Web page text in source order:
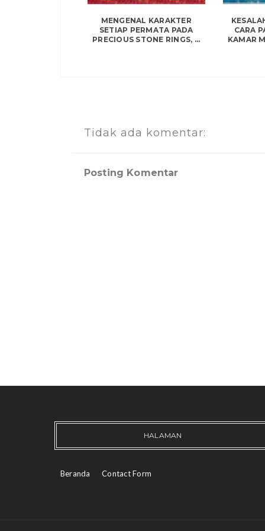
MENGENAL KARAKTER
SETIAP PERMATA PADA
PRECIOUS STONE RINGS, ...
CARA
KAMAR
Tidak ada komentar:
Posting Komentar
HALAMAN
Beranda Contact Form